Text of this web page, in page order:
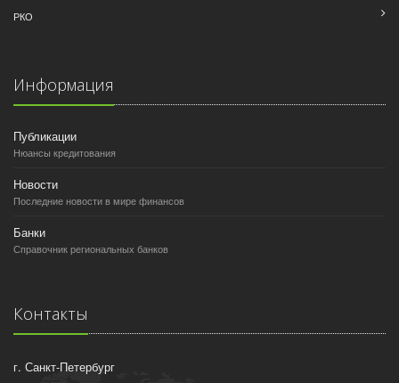
РКО
Информация
Публикации
Нюансы кредитования
Новости
Последние новости в мире финансов
Банки
Справочник региональных банков
Контакты
г. Санкт-Петербург